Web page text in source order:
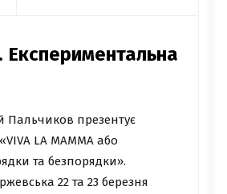
Експериментальна
Пальчиков презентує
LA MAMMA або
та безпорядки».
22 та 23 березня